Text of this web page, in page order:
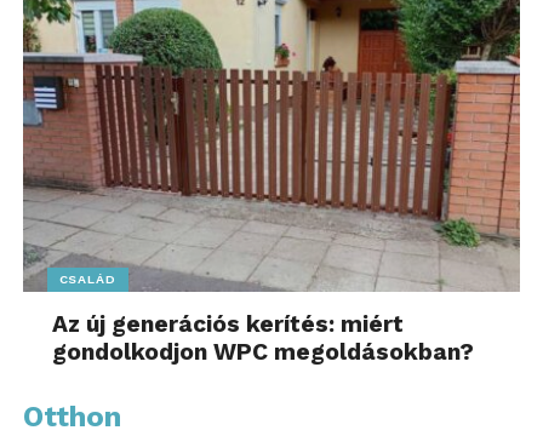
CSALÁD
Az új generációs kerítés: miért
gondolkodjon WPC megoldásokban?
Otthon